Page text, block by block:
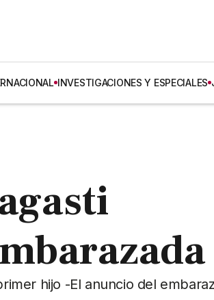
INVESTIGACIONES Y ESPECIALES
hijo -El anuncio del